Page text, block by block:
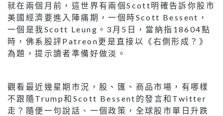
就在兩個月前，這世界有兩個Scott明確告訴你股市
美國經濟要進入陣痛期，一個時Scott Bessent，
一個是我Scott Leung。3月5日，當納指18604點
時，佛系股評Patreon更是直接以《右側形成？》
為題，提示讀者準備好做淡。
觀看最近幾星期市況，股、匯、商品市場，有哪樣
不跟隨Trump和Scott Bessent的發言和Twitter
走？隨便一句說話、一個政策，全球股市單日升跌